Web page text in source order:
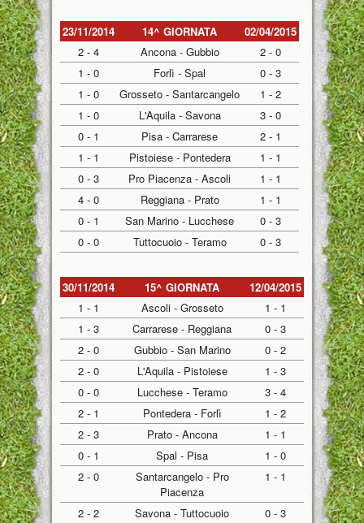
23/11/2014 14^ GIORNATA
02/04/2015
2 - 4
Ancona - Gubbio
2 - 0
1 - 0
Forlì - Spal
0 - 3
1 - 0
Grosseto - Santarcangelo
1 - 2
1 - 0
L'Aquila - Savona
3 - 0
0 - 1
Pisa - Carrarese
2 - 1
1 - 1
Pistoiese - Pontedera
1 - 1
0 - 3
Pro Piacenza - Ascoli
1 - 1
4 - 0
Reggiana - Prato
1 - 1
0 - 1
San Marino - Lucchese
0 - 3
0 - 0
Tuttocuoio - Teramo 0 - 3
30/11/2014 15^ GIORNATA
12/04/2015
1 - 1
Ascoli - Grosseto
1 - 1
1 - 3
Carrarese - Reggiana
0 - 3
2 - 0
Gubbio - San Marino
0 - 2
2 - 0
L'Aquila - Pistoiese
1 - 3
0 - 0
Lucchese - Teramo
3 - 4
2 - 1
Pontedera - Forlì
1 - 2
2 - 3
Prato - Ancona
1 - 1
0 - 1
Spal - Pisa
1 - 0
2 - 0
Santarcangelo - Pro
Piacenza
1 - 1
2 - 2 Savona - Tuttocuoio 0 - 3